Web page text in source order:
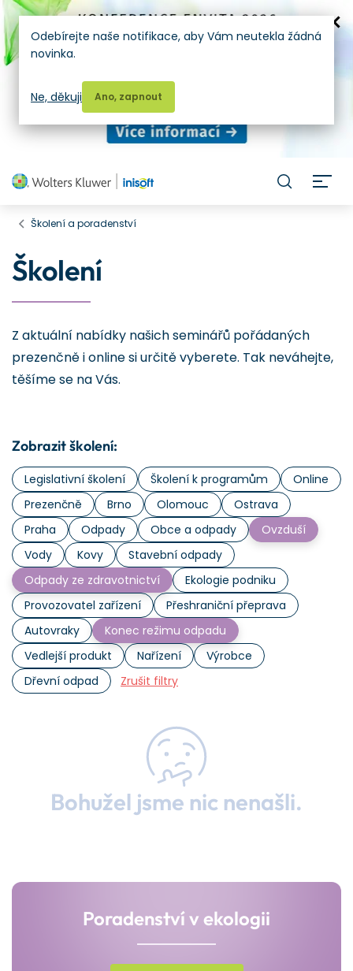
Školení a poradenství
Školení
Z aktuální nabídky našich seminářů pořádaných
prezenčně i online si určitě vyberete. Tak neváhejte,
těšíme se na Vás.
Zobrazit školení:
Legislativní školení Školení k programům
Online
Prezenčně
Brno Olomouc
Ostrava
Praha
Odpady Obce a odpady
Ovzduší
Vody
Kovy
Stavební odpady
Odpady ze zdravotnictví
Ekologie podniku
Provozovatel zařízení
Přeshraniční přeprava
Autovraky
Konec režimu odpadu
Vedlejší produkt
Nařízení
Výrobce
Dřevní odpad
Zrušit filtry
Bohužel jsme nic nenašli.
Poradenství v ekologii
Odebírejte naše notifikace, aby Vám neutekla žádná
novinka.
Ano, zapnout
Ne, děkuji